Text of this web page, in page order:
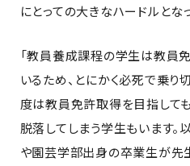
にとっての大きなハードルとな
「教員養成課程の学生は教員
いるため、とにかく必死で乗り
度は教員免許取得を目指して
脱落してしまう学生もいます
や園芸学部出身の卒業生が先